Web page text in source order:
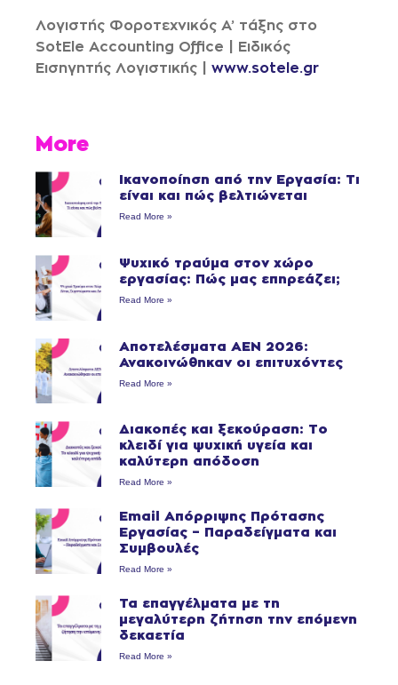
Λογιστής Φοροτεχνικός Α’ τάξης στο
SotEle Accounting Office | Ειδικός
Εισηγητής Λογιστικής | www.sotele.gr
More
Ικανοποίηση από την Εργασία: Τι
είναι και πώς βελτιώνεται
Read More »
Ψυχικό τραύμα στον χώρο
εργασίας: Πώς μας επηρεάζει;
Read More »
Αποτελέσματα ΑΕΝ 2026:
Ανακοινώθηκαν οι επιτυχόντες
Read More »
Διακοπές και ξεκούραση: Το
κλειδί για ψυχική υγεία και
καλύτερη απόδοση
Read More »
Email Απόρριψης Πρότασης
Εργασίας – Παραδείγματα και
Συμβουλές
Read More »
Τα επαγγέλματα με τη
μεγαλύτερη ζήτηση την επόμενη
δεκαετία
Read More »